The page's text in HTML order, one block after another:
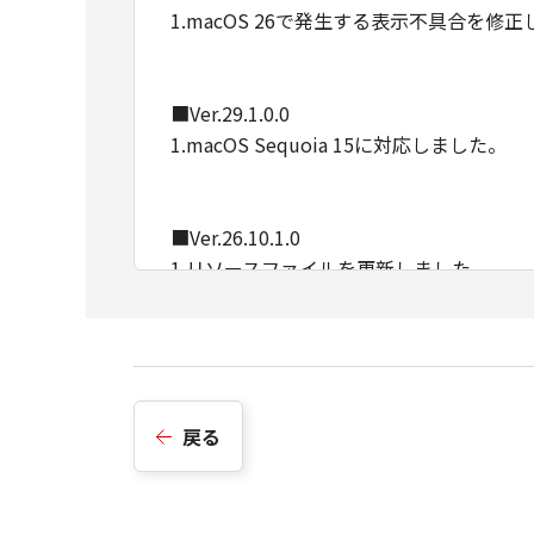
1.macOS 26で発生する表示不具合を修正
■Ver.29.1.0.0
1.macOS Sequoia 15に対応しました。
■Ver.26.10.1.0
1.リソースファイルを更新しました。
■Ver.26.10.0.0
戻る